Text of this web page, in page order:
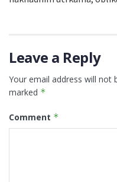
Leave a Reply
Your email address will not
marked *
Comment *